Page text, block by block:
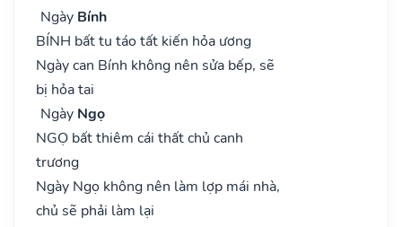
Ngày Bính
BÍNH bất tu táo tất kiến hỏa ương
Ngày can Bính không nên sửa bếp, sẽ
bị hỏa tai
Ngày Ngọ
NGỌ bất thiêm cái thất chủ canh
trương
Ngày Ngọ không nên làm lợp mái nhà,
chủ sẽ phải làm lại